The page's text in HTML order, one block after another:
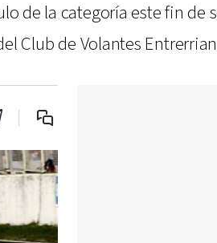
de la categoría este fin de
Club de Volantes